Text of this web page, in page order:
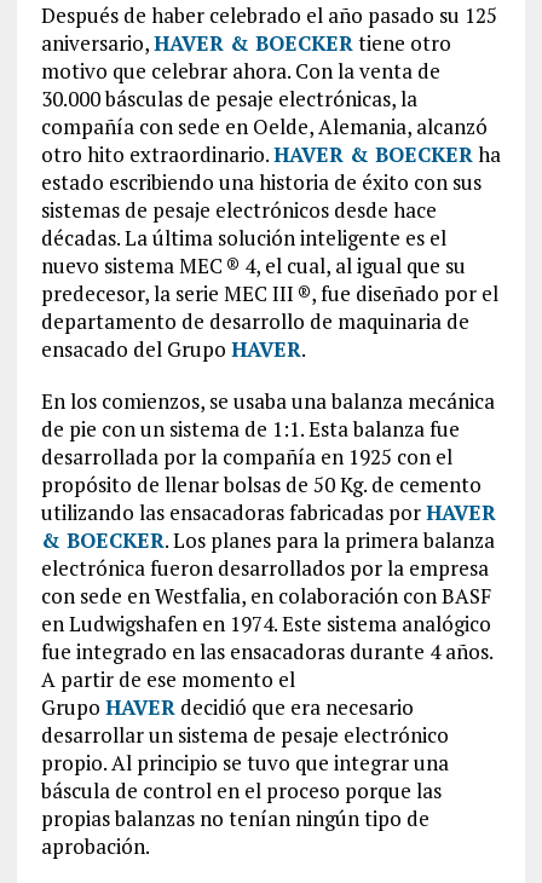
Después de haber celebrado el año pasado su 125
aniversario,HAVER & BOECKERtiene otro
motivo que celebrar ahora. Con la venta de
30.000 básculas de pesaje electrónicas, la
compañía con sede en Oelde, Alemania, alcanzó
otro hito extraordinario.HAVER & BOECKERha
estado escribiendo una historia de éxito con sus
sistemas de pesaje electrónicos desde hace
décadas. La última solución inteligente es el
nuevo sistema MEC ® 4, el cual, al igual que su
predecesor, la serie MEC III ®, fue diseñado por el
departamento de desarrollo de maquinaria de
ensacado del Grupo HAVER.
En los comienzos, se usaba una balanza mecánica
de pie con un sistema de 1:1. Esta balanza fue
desarrollada por la compañía en 1925 con el
propósito de llenar bolsas de 50 Kg. de cemento
utilizando las ensacadoras fabricadas porHAVER
& BOECKER. Los planes para la primera balanza
electrónica fueron desarrollados por la empresa
con sede en Westfalia, en colaboración con BASF
en Ludwigshafen en 1974. Este sistema analógico
fue integrado en las ensacadoras durante 4 años.
A partir de ese momento el
Grupo HAVERdecidió que era necesario
desarrollar un sistema de pesaje electrónico
propio. Al principio se tuvo que integrar una
báscula de control en el proceso porque las
propias balanzas no tenían ningún tipo de
aprobación.